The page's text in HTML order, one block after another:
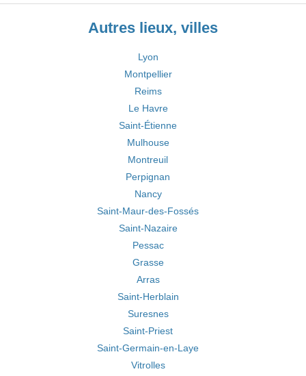
Autres lieux, villes
Lyon
Montpellier
Reims
Le Havre
Saint-Étienne
Mulhouse
Montreuil
Perpignan
Nancy
Saint-Maur-des-Fossés
Saint-Nazaire
Pessac
Grasse
Arras
Saint-Herblain
Suresnes
Saint-Priest
Saint-Germain-en-Laye
Vitrolles